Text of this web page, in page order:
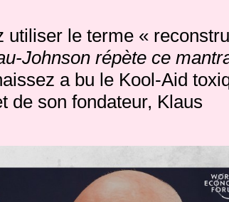
utiliser le terme «
Johnson répète ce
a bu le Kool-Aid
de son fondateur, Klaus